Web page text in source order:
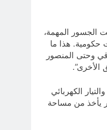
الجسور المهمة،
حكومية. هذا ما
وحتى المنصور
الكهربائي
يأخذ من مساحة